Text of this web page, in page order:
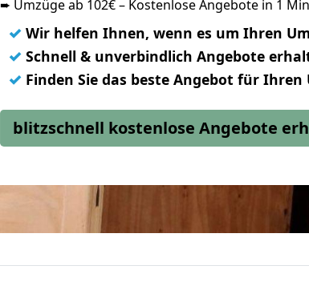
➨ Umzüge ab 102€ – Kostenlose Angebote in 1
✓ Wir helfen Ihnen, wenn es um Ihren
✓ Schnell & unverbindlich Angebote
✓ Finden Sie das beste Angebot für Ihren
blitzschnell kostenlose Angebote